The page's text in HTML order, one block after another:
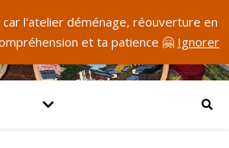
l'atelier déménage, réouverture en
et ta patience 🤗 Ignorer